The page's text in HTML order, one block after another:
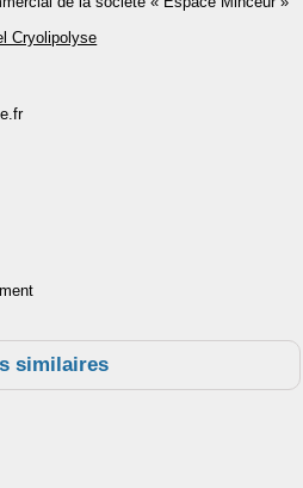
Cryolipolyse
similaires